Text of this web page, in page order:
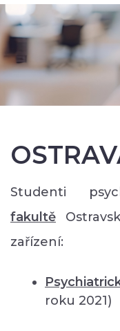
Studenti
fakultě
zařízení:
roku 2021)